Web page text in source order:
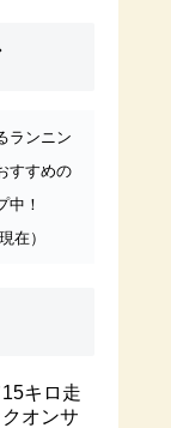
ランニン
すすめの
中！
在）
キロ走
オンサ